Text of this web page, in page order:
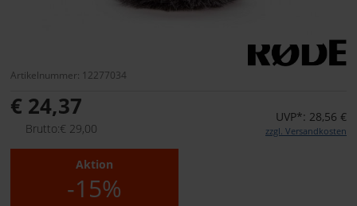
Artikelnummer: 12277034
€ 24,37
Brutto:€ 29,00
UVP*: 28,56 €
zzgl. Versandkosten
Aktion
-15%